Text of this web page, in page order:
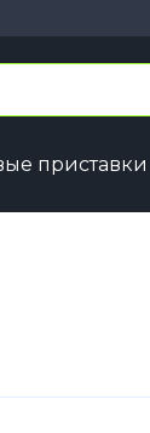
приставки